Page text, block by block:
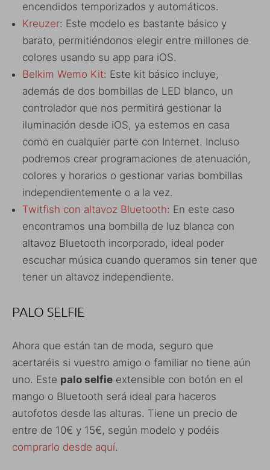
encendidos temporizados y automáticos.
Kreuzer: Este modelo es bastante básico y
barato, permitiéndonos elegir entre millones de
colores usando su app para iOS.
Belkim Wemo Kit: Este kit básico incluye,
además de dos bombillas de LED blanco, un
controlador que nos permitirá gestionar la
iluminación desde iOS, ya estemos en casa
como en cualquier parte con Internet. Incluso
podremos crear programaciones de atenuación,
colores y horarios o gestionar varias bombillas
independientemente o a la vez.
Twitfish con altavoz Bluetooth: En este caso
encontramos una bombilla de luz blanca con
altavoz Bluetooth incorporado, ideal poder
escuchar música cuando queramos sin tener que
tener un altavoz independiente.
PALO SELFIE
Ahora que están tan de moda, seguro que
acertaréis si vuestro amigo o familiar no tiene aún
uno. Este palo selfie extensible con botón en el
mango o Bluetooth será ideal para haceros
autofotos desde las alturas. Tiene un precio de
entre de 10€ y 15€, según modelo y podéis
comprarlo desde aquí.